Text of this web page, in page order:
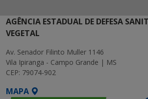
AGÊNCIA ESTADUAL DE DEFESA
VEGETAL
Av. Senador Filinto Muller 1146
Vila Ipiranga - Campo Grande | MS
CEP: 79074-902
MAPA